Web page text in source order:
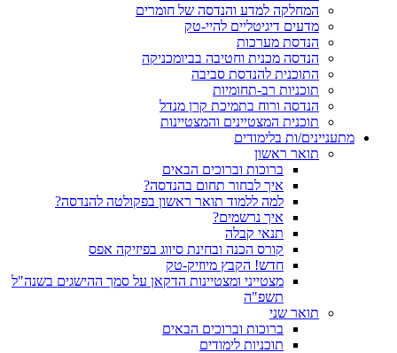
המחלקה למדע והנדסה של חומרים
מדעים דיגיטליים להיי-טק
הנדסת מערכות
הנדסה מכנית וחטיבה בביומכניקה
התוכנית להנדסת סביבה
תוכניות רב-תחומיות
הנדסה ורוח בתמיכת קרן מנדל
תוכנית המצטיינים והמצטיינות
מתעניינים/ות בלימודים
תואר ראשון
ברוכות וברוכים הבאים
איך לבחור תחום בהנדסה?
למה ללמוד תואר ראשון בפקולטה להנדסה?
איך נרשמים?
תנאי קבלה
קורס הכנה ובחינת סיווג בפיזיקה אפס
חדש! הקבץ מיוזיק-טק
מצטייני ומצטיינות הדקאן על סמך ההישגים בשנה"ל
תשפ"ה
תואר שני
ברוכות וברוכים הבאים
תוכניות לימודים